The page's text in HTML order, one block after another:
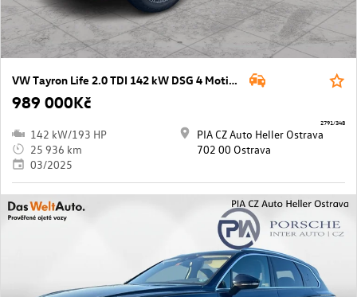
VW Tayron Life 2.0 TDI 142 kW DSG 4 Motion
989 000Kč
142 kW/193 HP
25 936 km
03/2025
PIA CZ Auto Heller Ostrava
702 00 Ostrava
2791/348